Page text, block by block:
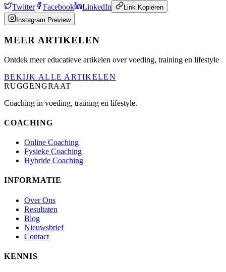
Twitter Facebook LinkedIn
Link Kopiëren
Instagram Preview
MEER ARTIKELEN
Ontdek meer educatieve artikelen over voeding, training en lifestyle
BEKIJK ALLE ARTIKELEN
RUGGENGRAAT
Coaching in voeding, training en lifestyle.
COACHING
Online Coaching
Fysieke Coaching
Hybride Coaching
INFORMATIE
Over Ons
Resultaten
Blog
Nieuwsbrief
Contact
KENNIS